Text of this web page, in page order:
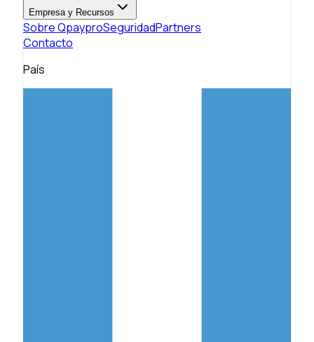
Empresa y Recursos
Sobre QpayproSeguridadPartners
Contacto
País